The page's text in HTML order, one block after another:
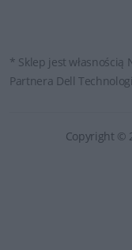
* Sklep jest własnością
Partnera Dell
Copyright ©